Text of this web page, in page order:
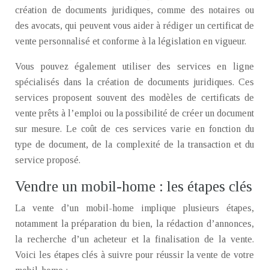
création de documents juridiques, comme des notaires ou
des avocats, qui peuvent vous aider à rédiger un certificat de
vente personnalisé et conforme à la législation en vigueur.
Vous pouvez également utiliser des services en ligne
spécialisés dans la création de documents juridiques. Ces
services proposent souvent des modèles de certificats de
vente prêts à l’emploi ou la possibilité de créer un document
sur mesure. Le coût de ces services varie en fonction du
type de document, de la complexité de la transaction et du
service proposé.
Vendre un mobil-home : les étapes clés
La vente d’un mobil-home implique plusieurs étapes,
notamment la préparation du bien, la rédaction d’annonces,
la recherche d’un acheteur et la finalisation de la vente.
Voici les étapes clés à suivre pour réussir la vente de votre